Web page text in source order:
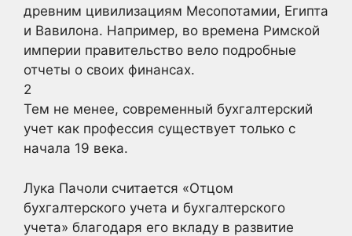
древним цивилизациям Месопотамии, Египта
и Вавилона. Например, во времена Римской
империи правительство вело подробные
отчеты о своих финансах.
2
Тем не менее, современный бухгалтерский
учет как профессия существует только с
начала 19 века.
Лука Пачоли считается «Отцом
бухгалтерского учета и бухгалтерского
учета» благодаря его вкладу в развитие